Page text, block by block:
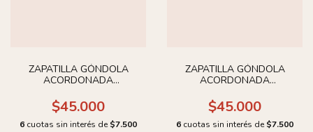
ZAPATILLA GÓNDOLA
ACORDONADA
$45.000
6 cuotas sin interés de $7.500
ZAPATILLA GÓNDOLA
ACORDONADA
$45.000
6 cuotas sin interés de $7.500